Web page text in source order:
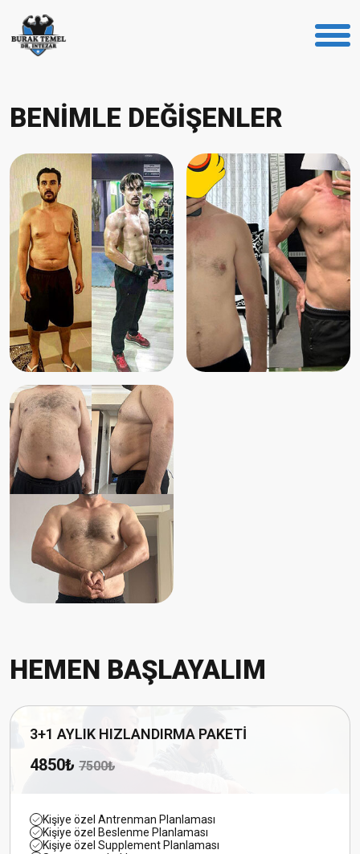
BENİMLE DEĞİŞENLER
HEMEN BAŞLAYALIM
3+1 AYLIK HIZLANDIRMA PAKETİ
4850₺ 7500₺
Kişiye özel Antrenman Planlaması
Kişiye özel Beslenme Planlaması
Kişiye özel Supplement Planlaması